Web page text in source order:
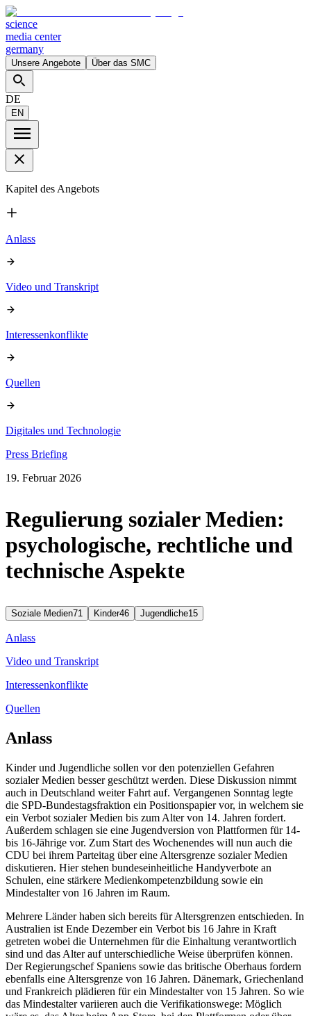
science
media center
germany
Unsere Angebote Über das SMC
DE
EN
Kapitel des Angebots
Anlass
Video und Transkript
Interessenkonflikte
Quellen
Digitales und Technologie
Press Briefing
19. Februar 2026
Regulierung sozialer Medien:
psychologische, rechtliche und
technische Aspekte
Soziale Medien71 Kinder46 Jugendliche15
Anlass
Video und Transkript
Interessenkonflikte
Quellen
Anlass
Kinder und Jugendliche sollen vor den potenziellen Gefahren
sozialer Medien besser geschützt werden. Diese Diskussion nimmt
auch in Deutschland weiter Fahrt auf. Vergangenen Sonntag legte
die SPD-Bundestagsfraktion ein Positionspapier vor, in welchem sie
ein Verbot sozialer Medien bis zum Alter von 14. Jahren fordert.
Außerdem schlagen sie eine Jugendversion von Plattformen für 14-
bis 16-Jährige vor. Zum Start des Wochenendes will nun auch die
CDU bei ihrem Parteitag über eine Altersgrenze sozialer Medien
diskutieren. Hier stehen bundeseinheitliche Handyverbote an
Schulen, eine stärkere Medienkompetenzbildung sowie ein
Mindestalter von 16 Jahren im Raum.
Mehrere Länder haben sich bereits für Altersgrenzen entschieden. In
Australien ist Ende Dezember ein Verbot bis 16 Jahre in Kraft
getreten wobei die Unternehmen für die Einhaltung verantwortlich
sind und das Alter auf unterschiedliche Weise überprüfen können.
Der Regierungschef Spaniens sowie das britische Oberhaus fordern
ebenfalls eine Altersgrenze von 16 Jahren. Dänemark, Griechenland
und Frankreich plädieren für ein Mindestalter von 15 Jahren. So wie
das Mindestalter variieren auch die Verifikationswege: Möglich